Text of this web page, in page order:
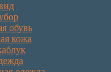
обувь
кожа